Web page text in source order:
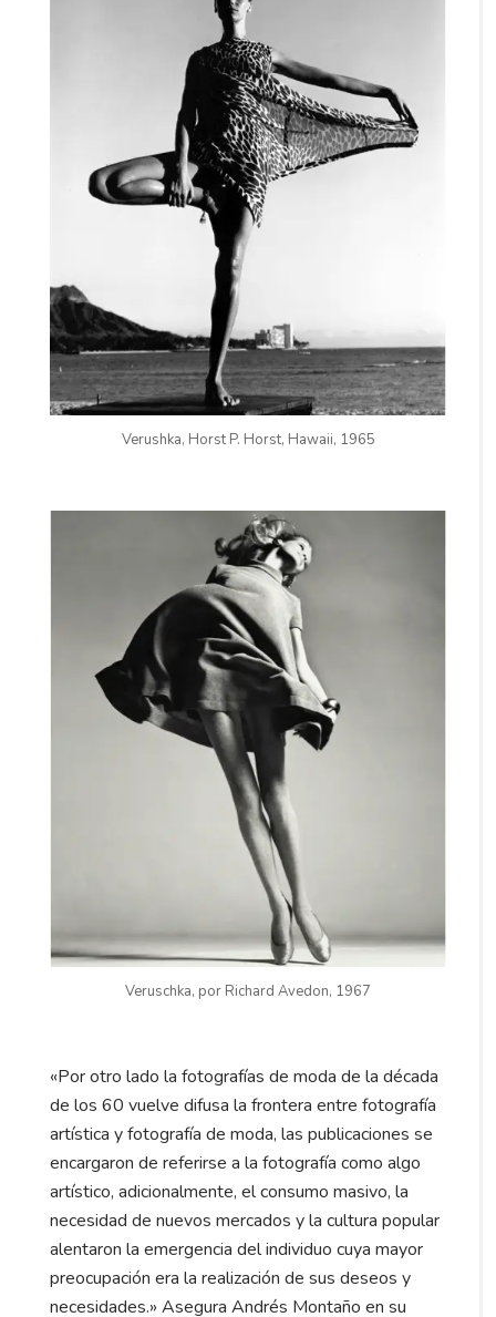
Verushka, Horst P. Horst, Hawaii, 1965
Veruschka, por Richard Avedon, 1967
«Por otro lado la fotografías de moda de la década
de los 60 vuelve difusa la frontera entre fotografía
artística y fotografía de moda, las publicaciones se
encargaron de referirse a la fotografía como algo
artístico, adicionalmente, el consumo masivo, la
necesidad de nuevos mercados y la cultura popular
alentaron la emergencia del individuo cuya mayor
preocupación era la realización de sus deseos y
necesidades.» Asegura Andrés Montaño en su